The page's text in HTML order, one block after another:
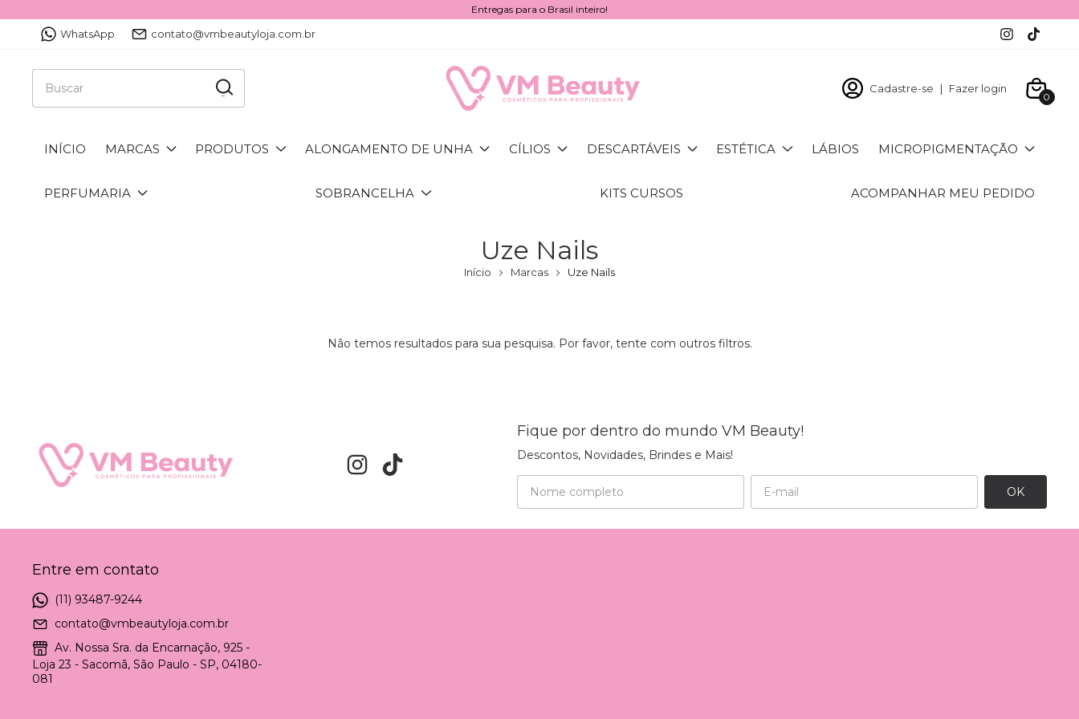
Entregas para o Brasil inteiro!
WhatsApp contato@vmbeautyloja.com.br
Cadastre-se | Fazer login
0
INÍCIO MARCAS PRODUTOS ALONGAMENTO DE UNHA CÍLIOS DESCARTÁVEIS ESTÉTICA LÁBIOS MICROPIGMENTAÇÃO
PERFUMARIA SOBRANCELHA KITS CURSOS ACOMPANHAR MEU PEDIDO
Uze Nails
Início Marcas Uze Nails
Não temos resultados para sua pesquisa. Por favor, tente com outros filtros.
Fique por dentro do mundo VM Beauty!
Descontos, Novidades, Brindes e Mais!
Entre em contato
(11) 93487-9244
contato@vmbeautyloja.com.br
Av. Nossa Sra. da Encarnação, 925 -
Loja 23 - Sacomã, São Paulo - SP, 04180-
081